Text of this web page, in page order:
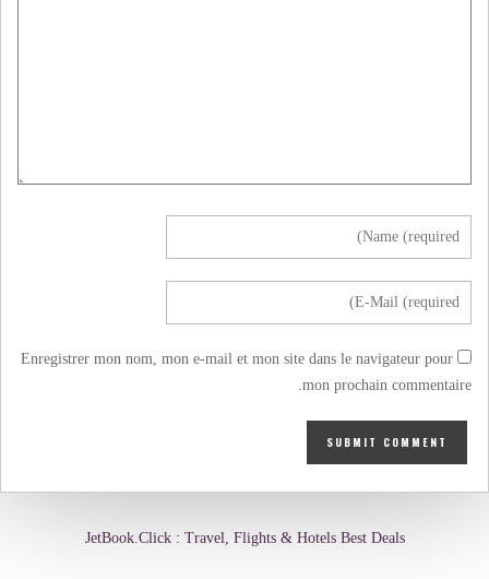
Enregistrer mon nom, mon e-mail et mon site dans le navigateur pour
mon prochain commentaire.
JetBook.Click : Travel, Flights & Hotels Best Deals